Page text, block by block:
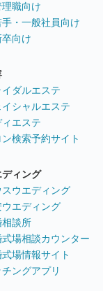
理職向け
手・一般社員向け
卒向け
イダルエステ
イシャルエステ
ィエステ
検索予約サイト
ディング
スウエディング
ウエディング
相談所
場相談カウンター
場情報サイト
チングアプリ